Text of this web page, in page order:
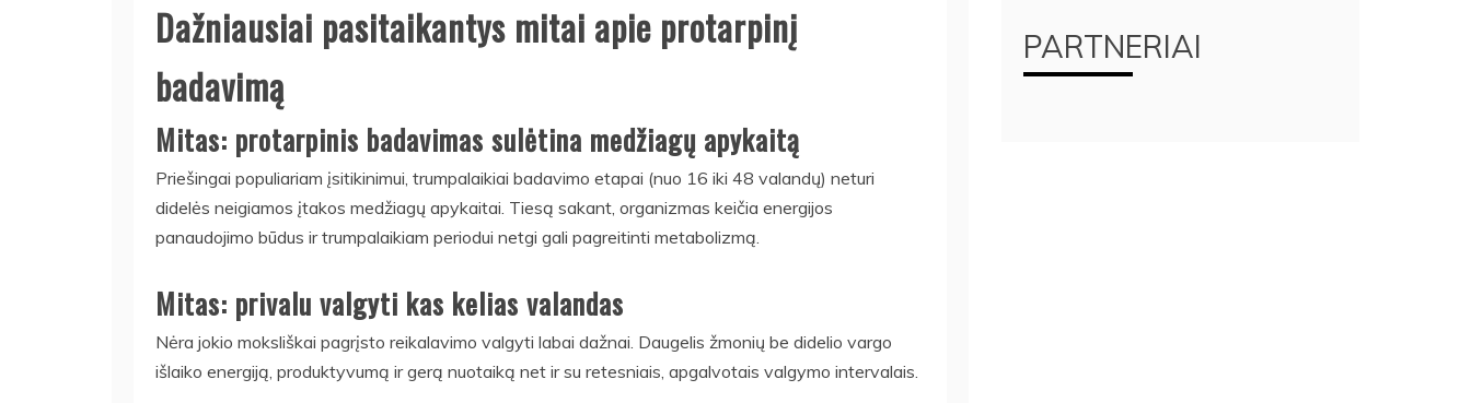
Dažniausiai pasitaikantys mitai apie protarpinį
badavimą
Mitas: protarpinis badavimas sulėtina medžiagų apykaitą
Priešingai populiariam įsitikinimui, trumpalaikiai badavimo etapai (nuo 16 iki 48 valandų) neturi
didelės neigiamos įtakos medžiagų apykaitai. Tiesą sakant, organizmas keičia energijos
panaudojimo būdus ir trumpalaikiam periodui netgi gali pagreitinti metabolizmą.
Mitas: privalu valgyti kas kelias valandas
Nėra jokio moksliškai pagrįsto reikalavimo valgyti labai dažnai. Daugelis žmonių be didelio vargo
išlaiko energiją, produktyvumą ir gerą nuotaiką net ir su retesniais, apgalvotais valgymo intervalais.
PARTNERIAI